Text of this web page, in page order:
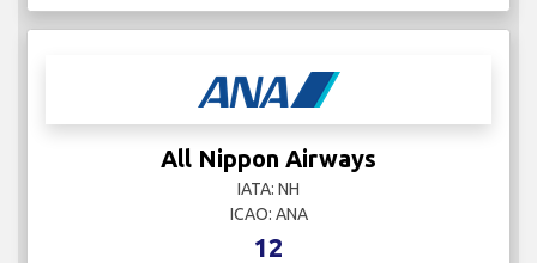
All Nippon Airways
IATA: NH
ICAO: ANA
12